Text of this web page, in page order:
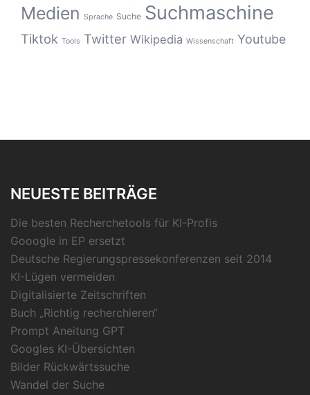
Medien Sprache Suche Suchmaschine
Tiktok Tools Twitter Wikipedia Wissenschaft Youtube
NEUESTE BEITRÄGE
Die besten Recherchetools für KI-Profis
Gooogle in EP ersetzt
Deutsche Regierungspressekonferenzen seit 2014
KI-Lügen vermeiden
Digitalisierte Zeitschriften
Buch „Richtig recherchieren“
Prompt Aneitung GPT
Googles KI-Übersichten
Bilder Rückwärtssuche
Wandel der Suche